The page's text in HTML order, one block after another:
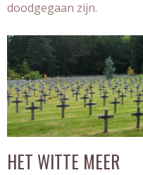
doodgegaan zijn.
HET WITTE MEER